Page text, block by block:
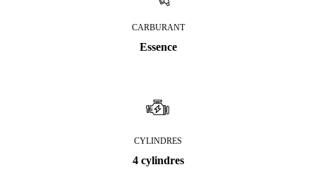
CARBURANT
Essence
CYLINDRES
4 cylindres